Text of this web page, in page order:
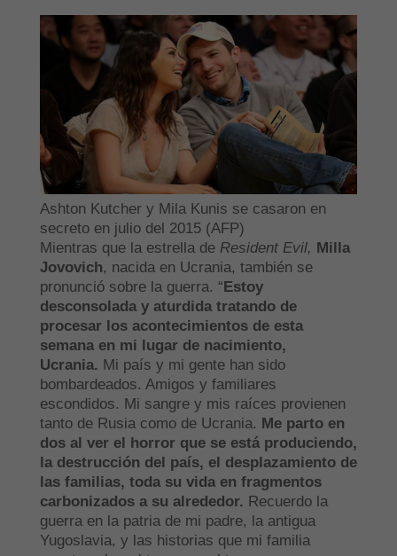
Ashton Kutcher y Mila Kunis se casaron en
secreto en julio del 2015 (AFP)
Mientras que la estrella de Resident Evil, Milla
Jovovich, nacida en Ucrania, también se
pronunció sobre la guerra. “Estoy
desconsolada y aturdida tratando de
procesar los acontecimientos de esta
semana en mi lugar de nacimiento,
Ucrania. Mi país y mi gente han sido
bombardeados. Amigos y familiares
escondidos. Mi sangre y mis raíces provienen
tanto de Rusia como de Ucrania. Me parto en
dos al ver el horror que se está produciendo,
la destrucción del país, el desplazamiento de
las familias, toda su vida en fragmentos
carbonizados a su alrededor. Recuerdo la
guerra en la patria de mi padre, la antigua
Yugoslavia, y las historias que mi familia